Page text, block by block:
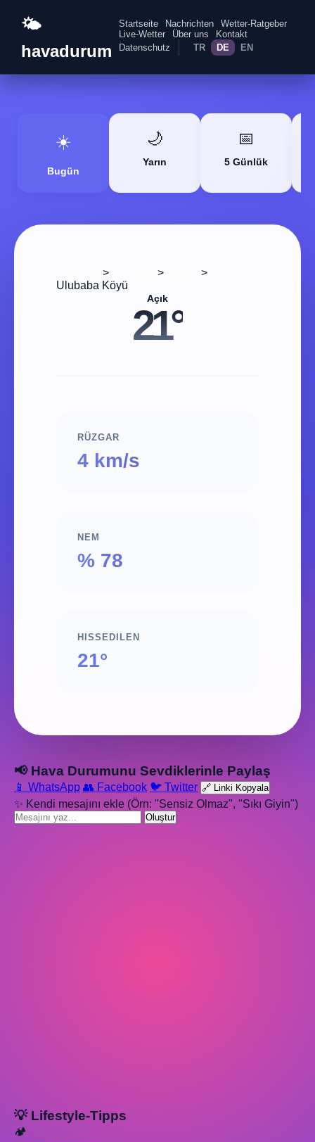
🌤️
havadurum
Startseite Nachrichten
Wetter-Ratgeber
Live-Wetter
Über uns
Kontakt
Datenschutz
TR DE EN
☀️
Bugün
🌙
Yarın
📅
5 Günlük
> >
>
Ulubaba Köyü
Açık
21°
RÜZGAR
4 km/s
NEM
% 78
HISSEDILEN
21°
📢 Hava Durumunu Sevdiklerinle Paylaş
📱 WhatsApp 👥 Facebook 🐦 Twitter 🔗 Linki Kopyala
✨ Kendi mesajını ekle (Örn: "Sensiz Olmaz", "Sıkı Giyin")
Oluştur
💡 Lifestyle-Tipps
🏕️